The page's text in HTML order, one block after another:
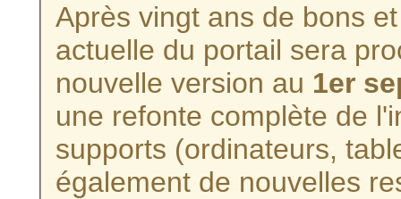
Après vingt ans de bons
actuelle du portail sera
nouvelle version au 1er
une refonte complète de
supports (ordinateurs,
également de nouvelles